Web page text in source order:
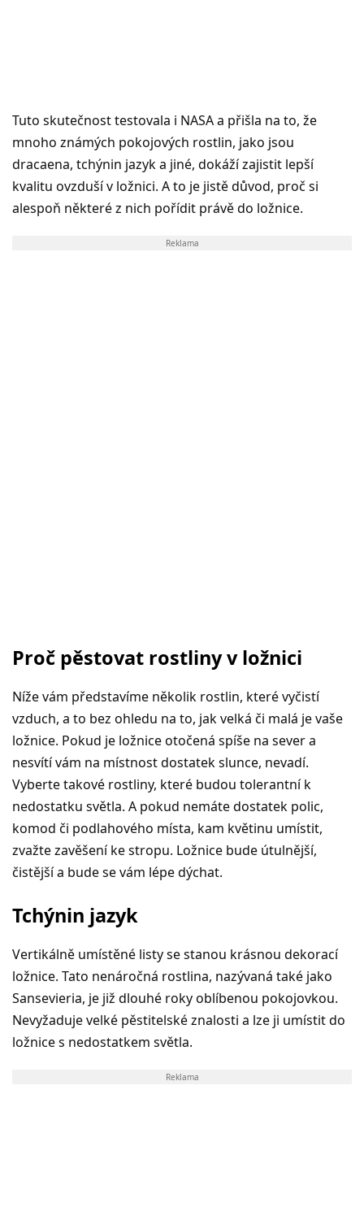
Tuto skutečnost testovala i NASA a přišla na to, že
mnoho známých pokojových rostlin, jako jsou
dracaena, tchýnin jazyk a jiné, dokáží zajistit lepší
kvalitu ovzduší v ložnici. A to je jistě důvod, proč si
alespoň některé z nich pořídit právě do ložnice.
Reklama
Proč pěstovat rostliny v ložnici
Níže vám představíme několik rostlin, které vyčistí
vzduch, a to bez ohledu na to, jak velká či malá je vaše
ložnice. Pokud je ložnice otočená spíše na sever a
nesvítí vám na místnost dostatek slunce, nevadí.
Vyberte takové rostliny, které budou tolerantní k
nedostatku světla. A pokud nemáte dostatek polic,
komod či podlahového místa, kam květinu umístit,
zvažte zavěšení ke stropu. Ložnice bude útulnější,
čistější a bude se vám lépe dýchat.
Tchýnin jazyk
Vertikálně umístěné listy se stanou krásnou dekorací
ložnice. Tato nenáročná rostlina, nazývaná také jako
Sansevieria, je již dlouhé roky oblíbenou pokojovkou.
Nevyžaduje velké pěstitelské znalosti a lze ji umístit do
ložnice s nedostatkem světla.
Reklama